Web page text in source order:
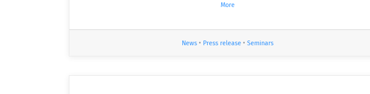
More
News • Press release • Seminars